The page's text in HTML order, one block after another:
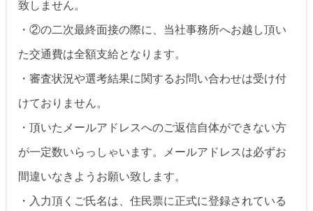
致しません。
・②の二次最終面接の際に、当社事務所へお越し頂い
た交通費は全額支給となります。
・審査状況や選考結果に関するお問い合わせは受け付
けておりません。
・頂いたメールアドレスへのご返信自体ができない方
が一定数いらっしゃいます。メールアドレスは必ずお
間違いなきようお願い致します。
・入力頂くご氏名は、住民票に正式に登録されている